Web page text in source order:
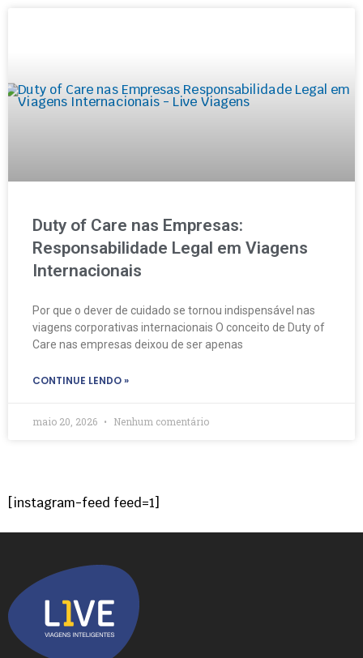
Duty of Care nas Empresas:
Responsabilidade Legal em Viagens
Internacionais
Por que o dever de cuidado se tornou indispensável nas
viagens corporativas internacionais O conceito de Duty of
Care nas empresas deixou de ser apenas
CONTINUE LENDO »
maio 20, 2026 Nenhum comentário
[instagram-feed feed=1]